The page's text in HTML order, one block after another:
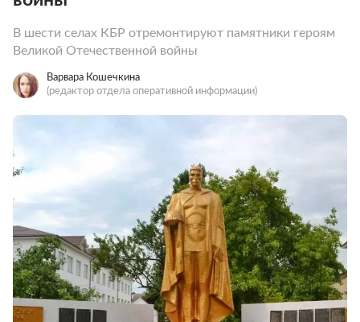
В шести селах КБР отремонтируют памятники героям
Великой Отечественной войны
Варвара Кошечкина
(редактор отдела оперативной информации)